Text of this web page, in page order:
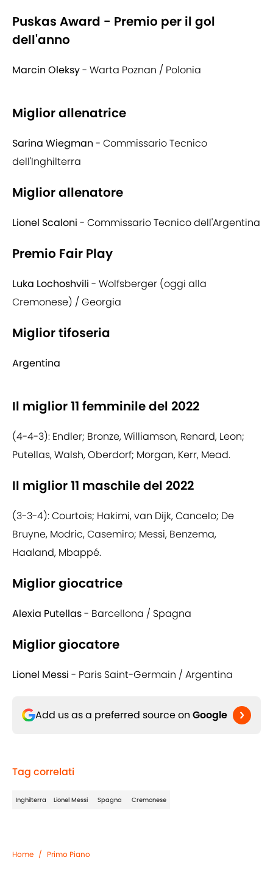
Puskas Award - Premio per il gol
dell'anno
Marcin Oleksy- Warta Poznan / Polonia
Miglior allenatrice
Sarina Wiegman - Commissario Tecnico
dell'Inghilterra
Miglior allenatore
Lionel Scaloni - Commissario Tecnico dell'Argentina
Premio Fair Play
Luka Lochoshvili - Wolfsberger (oggi alla
Cremonese) / Georgia
Miglior tifoseria
Argentina
Il miglior 11 femminile del 2022
(4-4-3): Endler; Bronze, Williamson, Renard, Leon;
Putellas, Walsh, Oberdorf; Morgan, Kerr, Mead.
Il miglior 11 maschile del 2022
(3-3-4): Courtois; Hakimi, van Dijk, Cancelo; De
Bruyne, Modric, Casemiro; Messi, Benzema,
Haaland, Mbappé.
Miglior giocatrice
Alexia Putellas- Barcellona / Spagna
Miglior giocatore
Lionel Messi - Paris Saint-Germain / Argentina
Add us as a preferred source on Google
Tag correlati
Inghilterra Lionel Messi Spagna Cremonese
Home / Primo Piano